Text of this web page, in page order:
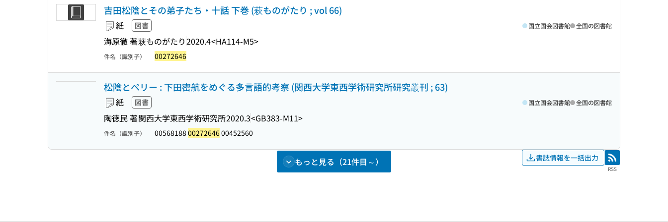
吉田松陰とその弟子たち・十話 下巻 (萩ものがたり ; vol 66)
紙 図書
海原徹 著萩ものがたり2020.4<HA114-M5>
国立国会図書館 全国の図書館
件名（識別子） 00272646
松陰とペリー : 下田密航をめぐる多言語的考察 (関西大学東西学術研究所研究叢刊 ; 63)
紙 図書
陶徳民 著関西大学東西学術研究所2020.3<GB383-M11>
国立国会図書館 全国の図書館
件名（識別子） 00568188 0027264600452560
もっと見る（21件目～） 書誌情報を一括出力 RSS
RSS